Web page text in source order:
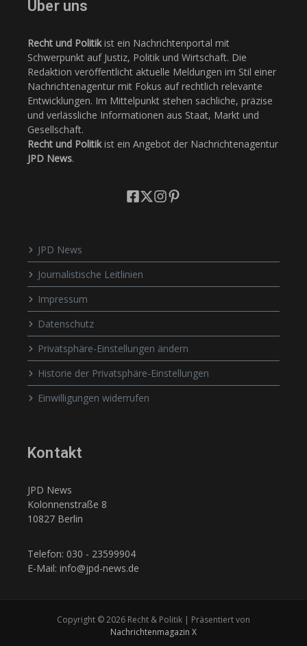
Über uns
Recht und Politikist ein Nachrichtenportal mit
Schwerpunkt auf Justiz, Politik und Wirtschaft. Die
Redaktion veröffentlicht aktuelle Meldungen im Stil einer
Nachrichtenagentur mit Fokus auf rechtlich relevante
Entwicklungen. Im Mittelpunkt stehen sachliche, präzise
und verlässliche Informationen aus Staat, Markt und
Gesellschaft.
Recht und Politikist ein Angebot der Nachrichtenagentur
JPD News.
JPD News
Journalistische Leitlinien
Impressum
Datenschutz
Privatsphäre-Einstellungen ändern
Historie der Privatsphäre-Einstellungen
Einwilligungen widerrufen
Kontakt
JPD News
Kolonnenstraße 8
10827 Berlin
Telefon: 030 - 23599904
E-Mail: info@jpd-news.de
Copyright © 2026 Recht & Politik | Präsentiert von
Nachrichtenmagazin X